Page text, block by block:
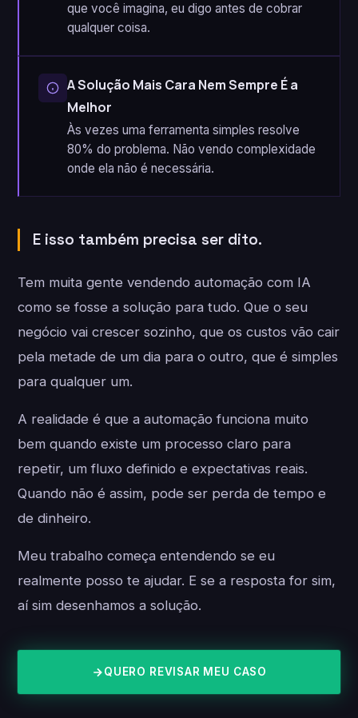
que você imagina, eu digo antes de cobrar
qualquer coisa.
A Solução Mais Cara Nem Sempre É a
Melhor
Às vezes uma ferramenta simples resolve
80% do problema. Não vendo complexidade
onde ela não é necessária.
E isso também precisa ser dito.
Tem muita gente vendendo automação com IA
como se fosse a solução para tudo. Que o seu
negócio vai crescer sozinho, que os custos vão cair
pela metade de um dia para o outro, que é simples
para qualquer um.
A realidade é que a automação funciona muito
bem quando existe um processo claro para
repetir, um fluxo definido e expectativas reais.
Quando não é assim, pode ser perda de tempo e
de dinheiro.
Meu trabalho começa entendendo se eu
realmente posso te ajudar. E se a resposta for sim,
aí sim desenhamos a solução.
QUERO REVISAR MEU CASO